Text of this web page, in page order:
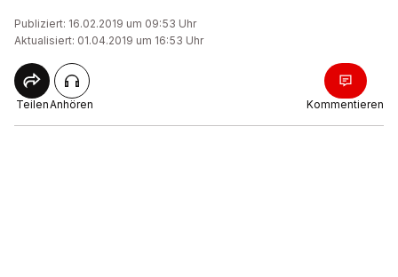
Publiziert: 16.02.2019 um 09:53 Uhr
Aktualisiert: 01.04.2019 um 16:53 Uhr
TeilenAnhören Kommentieren